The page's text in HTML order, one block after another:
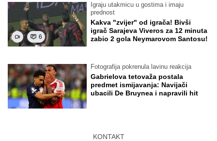
6
Igraju utakmicu u gostima i imaju
prednost
Kakva "zvijer" od igrača! Bivši
igrač Sarajeva Viveros za 12 minuta
zabio 2 gola Neymarovom Santosu!
Fotografija pokrenula lavinu reakcija
Gabrielova tetovaža postala
predmet ismijavanja: Navijači
ubacili De Bruynea i napravili hit
KONTAKT